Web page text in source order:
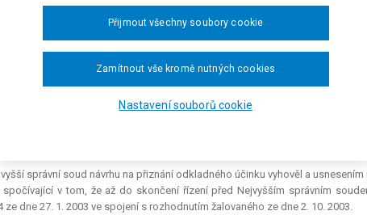
kasační stížnosti.
úřad pro Prahu 4 vyměřil žalobci dodatečným platebním výměrem ze
roku 2001 částku 112 306 Kč. Žalovaný – Finanční ředitelství pro hl. m.
proti tomuto rozhodnutí Městský soud v Praze zamítl rozsudkem ze dne
(stěžovatel) podal proti rozsudku kasační stížnost a současně navrhl,
ve svém vyjádření nesouhlasil s přiznáním odkladného účinku. Namítl,
odkladného účinku by bylo v rozporu s veřejným zájmem na řádném
správní soud návrhu na přiznání odkladného účinku vyhověl a
spočívající v tom, že až do skončení řízení před Nejvyšším správním
ze dne 27. 1. 2003 ve spojení s rozhodnutím žalovaného ze dne 2. 10. 2003.
Nastavení souborů cookie
Zamítnout vše kromě nutných cookies
Přijmout všechny soubory cookie